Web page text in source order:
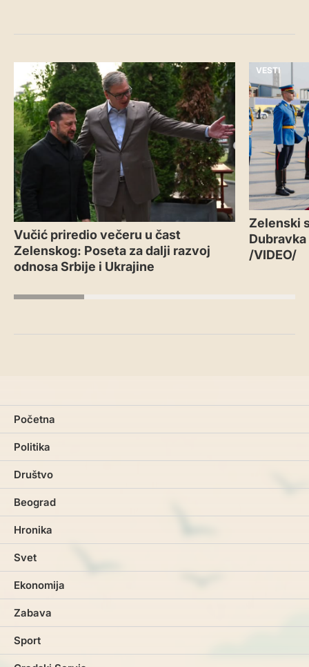
VESTI
Vučić priredio večeru u čast
Zelenskog: Poseta za dalji razvoj
odnosa Srbije i Ukrajine
VESTI
Zelenski
/VIDEO/
Početna
Politika
Društvo
Beograd
Hronika
Svet
Ekonomija
Zabava
Sport